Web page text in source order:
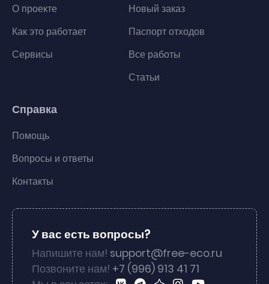
О проекте
Как это работает
Сервисы
Новый заказ
Паспорт отходов
Все работы
Статьи
Справка
Помощь
Вопросы и ответы
Контакты
У вас есть вопросы?
Напишите нам! support@free-eco.ru
Позвоните нам! +7 (996) 913 41 71